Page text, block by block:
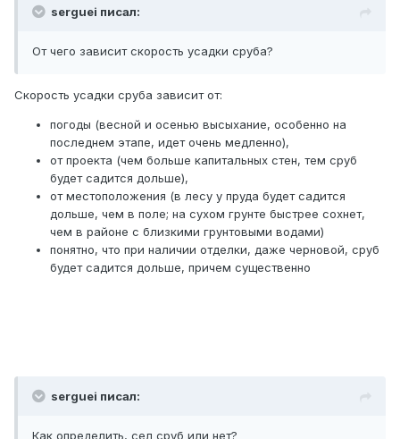
serguei писал:
От чего зависит скорость усадки сруба?
Скорость усадки сруба зависит от:
погоды (весной и осенью высыхание, особенно на
последнем этапе, идет очень медленно),
от проекта (чем больше капитальных стен, тем сруб
будет садится дольше),
от местоположения (в лесу у пруда будет садится
дольше, чем в поле; на сухом грунте быстрее сохнет,
чем в районе с близкими грунтовыми водами)
понятно, что при наличии отделки, даже черновой, сруб
будет садится дольше, причем существенно
serguei писал:
Как определить, сел сруб или нет?